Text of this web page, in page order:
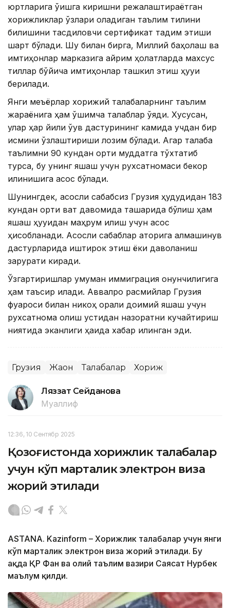
юртларига ўқишга киришни режалаштираётган
хорижликлар ўзлари оладиган таълим тилини
билишини тасдиқловчи сертификат тақдим этиши
шарт бўлади. Шу билан бирга, Миллий баҳолаш ва
имтиҳонлар марказига айрим ҳолатларда махсус
тиллар бўйича имтиҳонлар ташкил этиш ҳуқуқи
берилади.
Янги меъёрлар хорижий талабаларнинг таълим
жараёнига ҳам қўшимча талаблар қўяди. Хусусан,
улар ҳар йили ўқув дастурининг камида учдан бир
қисмини ўзлаштириши лозим бўлади. Агар талаба
таълимни 90 кундан ортиқ муддатга тўхтатиб
турса, бу унинг яшаш учун рухсатномаси бекор
қилинишига асос бўлади.
Шунингдек, асосли сабабсиз Грузия ҳудудидан 183
кундан ортиқ вақт давомида ташқарида бўлиш ҳам
яшаш ҳуқуқидан маҳрум қилиш учун асос
ҳисобланади. Асосли сабаблар қаторига алмашинув
дастурларида иштирок этиш ёки даволаниш
зарурати киради.
Ўзгартиришлар умуман иммиграция қонунчилигига
ҳам таъсир қилади. Аввалроқ расмийлар Грузия
фуқароси билан никоҳ орқали доимий яшаш учун
рухсатнома олиш устидан назоратни кучайтириш
ниятида эканлиги ҳақида хабар қилинган эди.
Грузия Жаҳон Талабалар Хориж
Ляззат Сейданова
Муаллиф
12:36, 10 Сентябр 2025
Қозоғистонда хорижлик талабалар
учун кўп марталик электрон виза
жорий этилади
ASTANA. Kazinform – Хорижлик талабалар учун янги
кўп марталик электрон виза жорий этилади. Бу
ҳақда ҚР Фан ва олий таълим вазири Саясат Нурбек
маълум қилди.